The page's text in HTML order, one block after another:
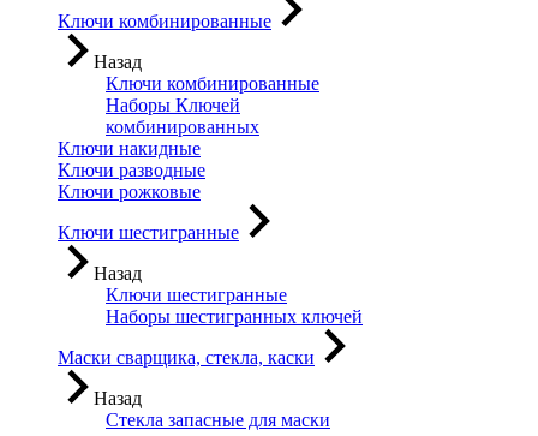
Ключи комбинированные
Назад
Ключи комбинированные
Наборы Ключей
комбинированных
Ключи накидные
Ключи разводные
Ключи рожковые
Ключи шестигранные
Назад
Ключи шестигранные
Наборы шестигранных ключей
Маски сварщика, стекла, каски
Назад
Стекла запасные для маски